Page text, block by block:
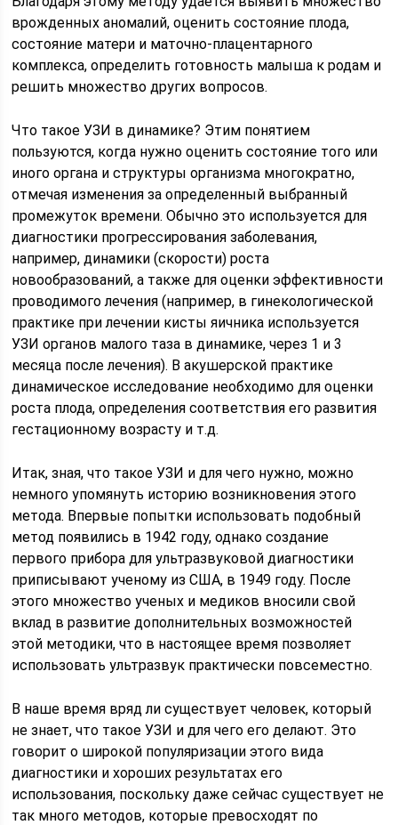
врожденных аномалий, оценить состояние плода,
состояние матери и маточно-плацентарного
комплекса, определить готовность малыша к родам и
решить множество других вопросов.
Что такое УЗИ в динамике? Этим понятием
пользуются, когда нужно оценить состояние того или
иного органа и структуры организма многократно,
отмечая изменения за определенный выбранный
промежуток времени. Обычно это используется для
диагностики прогрессирования заболевания,
например, динамики (скорости) роста
новообразований, а также для оценки эффективности
проводимого лечения (например, в гинекологической
практике при лечении кисты яичника используется
УЗИ органов малого таза в динамике, через 1 и 3
месяца после лечения). В акушерской практике
динамическое исследование необходимо для оценки
роста плода, определения соответствия его развития
гестационному возрасту и т.д.
Итак, зная, что такое УЗИ и для чего нужно, можно
немного упомянуть историю возникновения этого
метода. Впервые попытки использовать подобный
метод появились в 1942 году, однако создание
первого прибора для ультразвуковой диагностики
приписывают ученому из США, в 1949 году. После
этого множество ученых и медиков вносили свой
вклад в развитие дополнительных возможностей
этой методики, что в настоящее время позволяет
использовать ультразвук практически повсеместно.
В наше время вряд ли существует человек, который
не знает, что такое УЗИ и для чего его делают. Это
говорит о широкой популяризации этого вида
диагностики и хороших результатах его
использования, поскольку даже сейчас существует не
так много методов, которые превосходят по